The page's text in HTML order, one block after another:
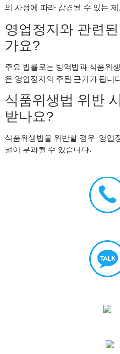
의 사정에 따라 감경될 수 있는
영업정지와 관련
가요?
주요 법률로는 방역법과 식품위
은 영업정지의 주된 근거가 됩니
식품위생법 위반
받나요?
식품위생법을 위반할 경우, 영업
벌이 부과될 수 있습니다.